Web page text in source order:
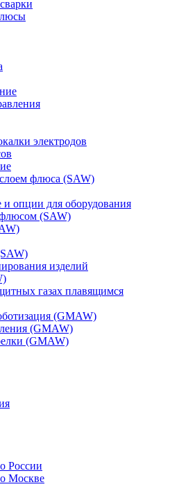
электродов
флюса (SAW)
опции для оборудования
флюсом (SAW)
изделий
газах плавящимся
(GMAW)
(GMAW)
(GMAW)
России
Москве